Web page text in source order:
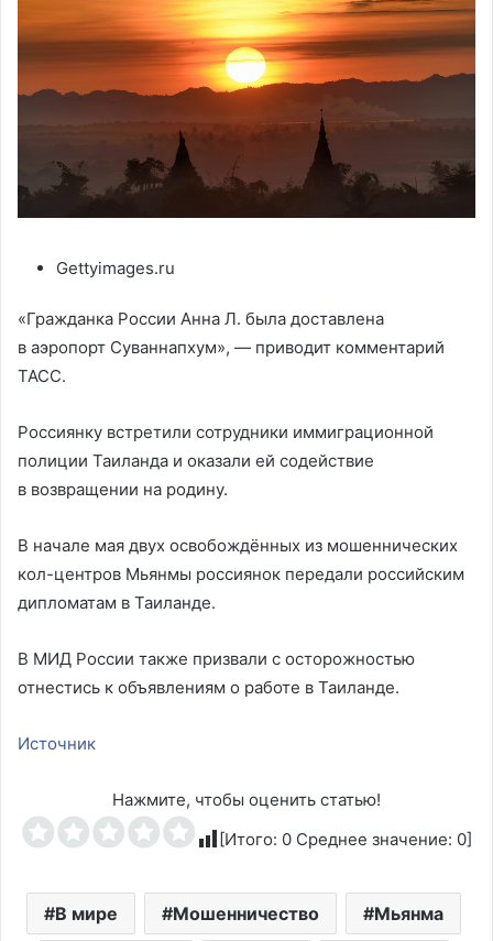
Gettyimages.ru
«Гражданка России Анна Л. была доставлена
в аэропорт Суваннапхум», — приводит комментарий
ТАСС.
Россиянку встретили сотрудники иммиграционной
полиции Таиланда и оказали ей содействие
в возвращении на родину.
В начале мая двух освобождённых из мошеннических
кол-центров Мьянмы россиянок передали российским
дипломатам в Таиланде.
В МИД России также призвали с осторожностью
отнестись к объявлениям о работе в Таиланде.
Источник
Нажмите, чтобы оценить статью!
[Итого: 0 Среднее значение: 0]
В мире Мошенничество Мьянма